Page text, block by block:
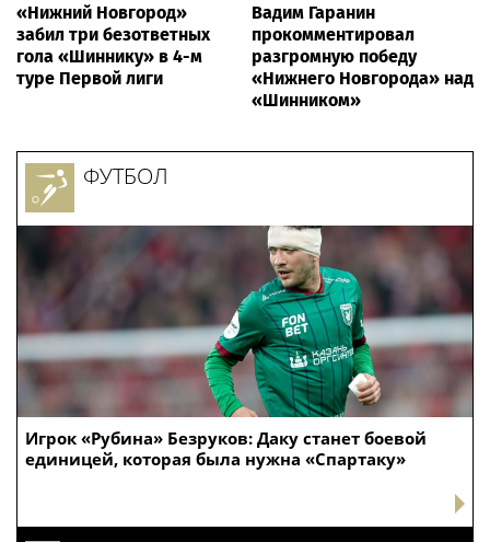
«Нижний Новгород»
забил три безответных
гола «Шиннику» в 4-м
туре Первой лиги
Вадим Гаранин
прокомментировал
разгромную победу
«Нижнего Новгорода» над
«Шинником»
Игрок «Рубина» Безруков: Даку станет боевой
единицей, которая была нужна «Спартаку»
ФУТБОЛ